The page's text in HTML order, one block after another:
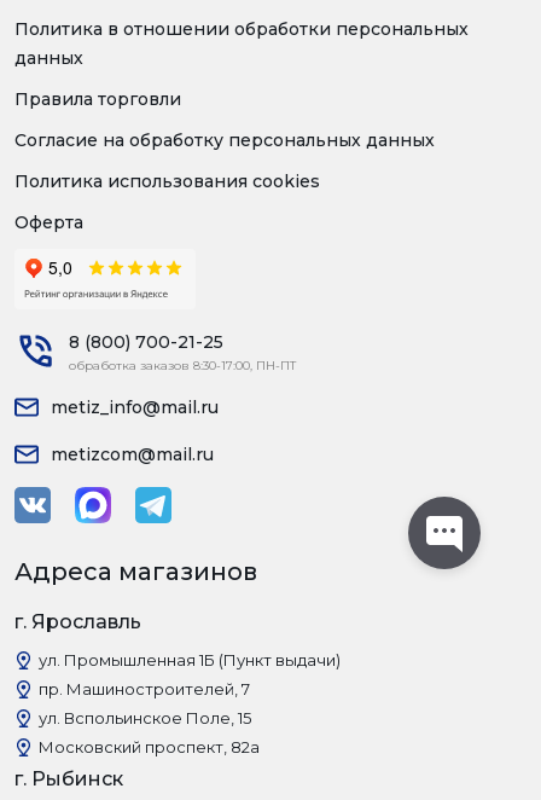
Политика в отношении обработки персональных
данных
Правила торговли
Согласие на обработку персональных данных
Политика использования cookies
Оферта
8 (800) 700-21-25
обработка заказов 8:30-17:00, ПН-ПТ
metiz_info@mail.ru
metizcom@mail.ru
Адреса магазинов
г. Ярославль
ул. Промышленная 1Б (Пункт выдачи)
пр. Машиностроителей, 7
ул. Вспольинское Поле, 15
Московский проспект, 82а
г. Рыбинск